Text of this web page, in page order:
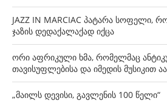
JAZZ IN MARCIAC პატარა სოფელი,
ჯაზის დედაქალაქად იქცა
ორი აფრიკული ხმა, რომელმაც
თავისუფლებისა და იმედის მუსიკით
„მაილს დევისი, გავლენის 100 წელი“